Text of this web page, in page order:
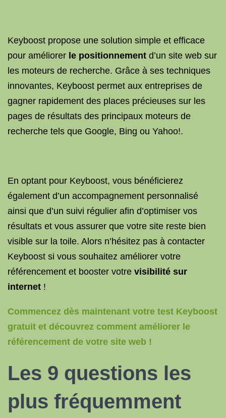
Keyboost propose une solution simple et efficace
pour améliorer le positionnement d’un site web sur
les moteurs de recherche. Grâce à ses techniques
innovantes, Keyboost permet aux entreprises de
gagner rapidement des places précieuses sur les
pages de résultats des principaux moteurs de
recherche tels que Google, Bing ou Yahoo!.
En optant pour Keyboost, vous bénéficierez
également d’un accompagnement personnalisé
ainsi que d’un suivi régulier afin d’optimiser vos
résultats et vous assurer que votre site reste bien
visible sur la toile. Alors n’hésitez pas à contacter
Keyboost si vous souhaitez améliorer votre
référencement et booster votre visibilité sur
internet !
Commencez dès maintenant votre test Keyboost
gratuit et découvrez comment améliorer le
référencement de votre site web !
Les 9 questions les
plus fréquemment